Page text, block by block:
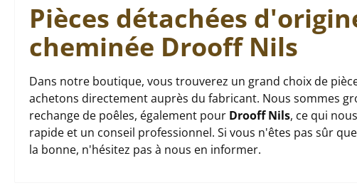
Pièces détachées
cheminée Drooff Nils
Dans notre boutique, vous trouverez un grand choix de
achetons directement auprès du fabricant. Nous sommes
rechange de poêles, également pour Drooff Nils, ce qui
rapide et un conseil professionnel. Si vous n'êtes pas sûr
la bonne, n'hésitez pas à nous en informer.